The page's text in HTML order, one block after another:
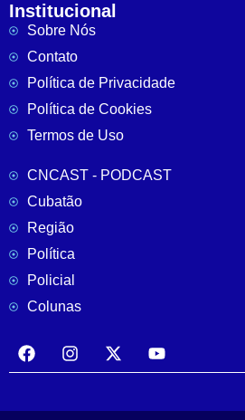
Institucional
Sobre Nós
Contato
Política de Privacidade
Política de Cookies
Termos de Uso
CNCAST - PODCAST
Cubatão
Região
Política
Policial
Colunas